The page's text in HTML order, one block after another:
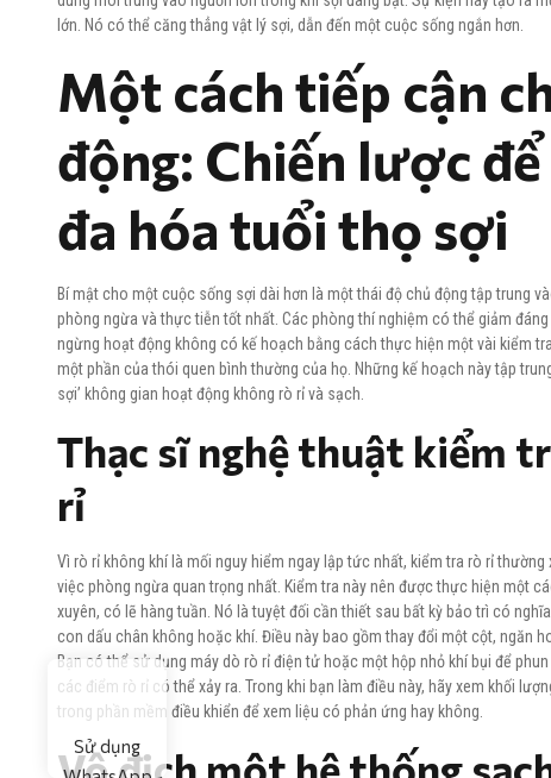
lớn. Nó có thể căng thẳng vật lý sợi, dẫn đến một cuộc sống ngắn hơn.
Một cách tiếp cận
động: Chiến lược
đa hóa tuổi thọ sợi
Bí mật cho một cuộc sống sợi dài hơn là một thái độ chủ động tập trung
phòng ngừa và thực tiễn tốt nhất. Các phòng thí nghiệm có thể giảm đáng
ngừng hoạt động không có kế hoạch bằng cách thực hiện một vài kiểm
một phần của thói quen bình thường của họ. Những kế hoạch này tập
sợi’ không gian hoạt động không rò rỉ và sạch.
Thạc sĩ nghệ thuật kiểm
rỉ
Vì rò rỉ không khí là mối nguy hiểm ngay lập tức nhất, kiểm tra rò rỉ thường
việc phòng ngừa quan trọng nhất. Kiểm tra này nên được thực hiện một
xuyên, có lẽ hàng tuần. Nó là tuyệt đối cần thiết sau bất kỳ bảo trì có
con dấu chân không hoặc khí. Điều này bao gồm thay đổi một cột, ngăn
Bạn có thể sử dụng máy dò rò rỉ điện tử hoặc một hộp nhỏ khí bụi để phun
các điểm rò rỉ có thể xảy ra. Trong khi bạn làm điều này, hãy xem khối
trong phần mềm điều khiển để xem liệu có phản ứng hay không.
Sử dụng